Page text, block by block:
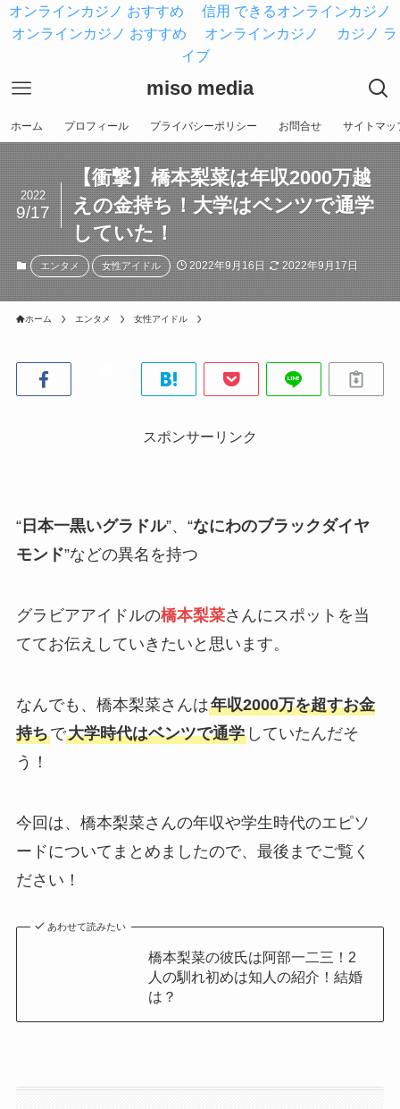
オンラインカジノ おすすめ
信用 できるオンラインカジノ
オンラインカジノ おすすめ
オンラインカジノ
カジノ ラ
イブ
miso media
ホーム プロフィール プライバシーポリシー お問合せ サイトマッ
【衝撃】橋本梨菜は年収2000万越
えの金持ち！大学はベンツで通学
していた！
2022
9/17
エンタメ 女性アイドル 2022年9月16日 2022年9月17日
ホーム エンタメ 女性アイドル
スポンサーリンク
“日本一黒いグラドル”、“なにわのブラックダイヤ
モンド”などの異名を持つ
グラビアアイドルの橋本梨菜さんにスポットを当
ててお伝えしていきたいと思います。
なんでも、橋本梨菜さんは年収2000万を超すお金
持ちで大学時代はベンツで通学していたんだそ
う！
今回は、橋本梨菜さんの年収や学生時代のエピソ
ードについてまとめましたので、最後までご覧く
ださい！
あわせて読みたい
橋本梨菜の彼氏は阿部一二三！2
人の馴れ初めは知人の紹介！結婚
は？